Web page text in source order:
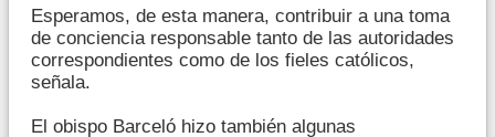
Esperamos, de esta manera, contribuir a una toma
de conciencia responsable tanto de las autoridades
correspondientes como de los fieles católicos,
señala.
El obispo Barceló hizo también algunas